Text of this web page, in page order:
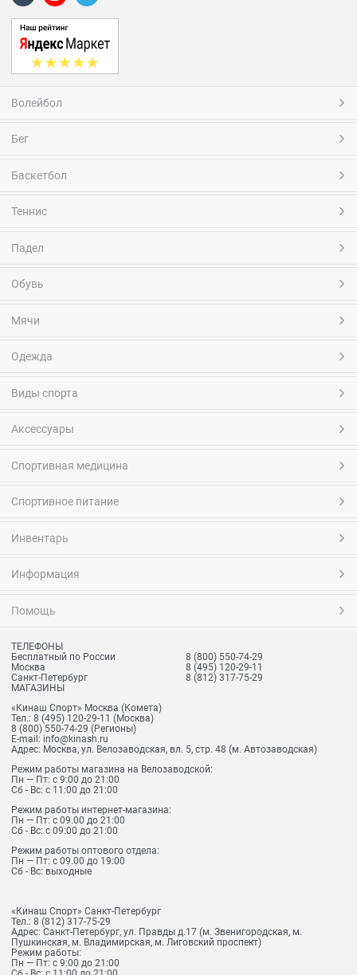
Волейбол
Бег
Баскетбол
Теннис
Падел
Обувь
Мячи
Одежда
Виды спорта
Аксессуары
Спортивная медицина
Спортивное питание
Инвентарь
Информация
Помощь
ТЕЛЕФОНЫ
Бесплатный по России
8 (800) 550-74-29
Москва
8 (495) 120-29-11
Санкт-Петербург
8 (812) 317-75-29
МАГАЗИНЫ
«Кинаш Спорт» Москва (Комета)
Тел.: 8 (495) 120-29-11 (Москва)
8 (800) 550-74-29 (Регионы)
E-mail: info@kinash.ru
Адрес: Москва, ул. Велозаводская, вл. 5, стр. 48 (м. Автозаводская)
Режим работы магазина на Велозаводской:
Пн — Пт: с 9:00 до 21:00
Сб - Вс: с 11:00 до 21:00
Режим работы интернет-магазина:
Пн — Пт: с 09.00 до 21:00
Сб - Вс: с 09:00 до 21:00
Режим работы оптового отдела:
Пн — Пт: с 09.00 до 19:00
Сб - Вс: выходные
«Кинаш Спорт» Санкт-Петербург
Тел.: 8 (812) 317-75-29
Адрес: Санкт-Петербург, ул. Правды д.17 (м. Звенигородская, м.
Пушкинская, м. Владимирская, м. Лиговский проспект)
Режим работы:
Пн — Пт: с 9:00 до 21:00